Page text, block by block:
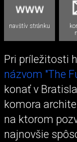
navštív stránku
Pri príležitosti
názvom "The
konať v
komora
na ktorom
najnovšie